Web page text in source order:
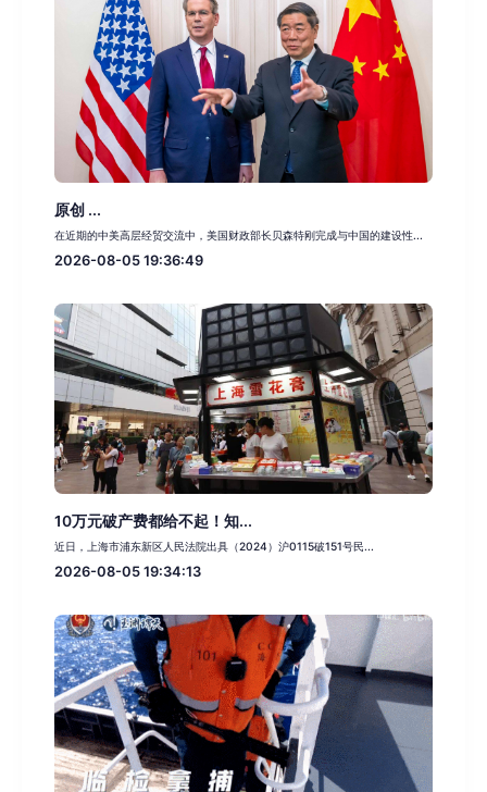
原创 ...
在近期的中美高层经贸交流中，美国财政部长贝森特刚完成与中国的建设性...
2026-08-05 19:36:49
10万元破产费都给不起！知...
近日，上海市浦东新区人民法院出具（2024）沪0115破151号民...
2026-08-05 19:34:13